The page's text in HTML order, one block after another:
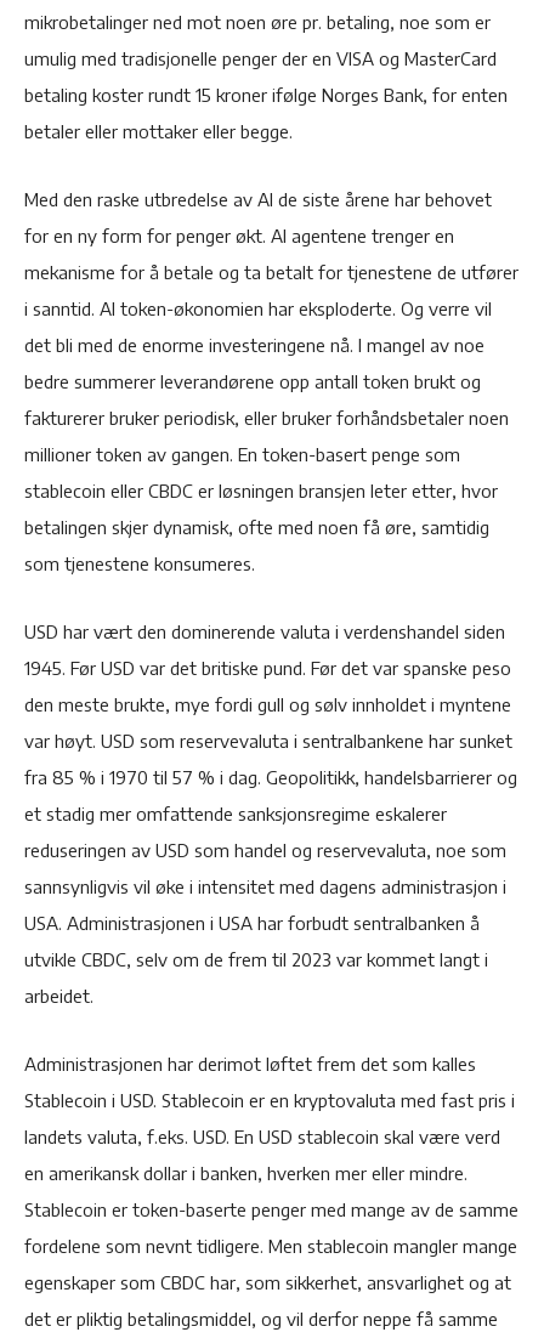
mikrobetalinger ned mot noen øre pr. betaling, noe som er
umulig med tradisjonelle penger der en VISA og MasterCard
betaling koster rundt 15 kroner ifølge Norges Bank, for enten
betaler eller mottaker eller begge.
Med den raske utbredelse av AI de siste årene har behovet
for en ny form for penger økt. AI agentene trenger en
mekanisme for å betale og ta betalt for tjenestene de utfører
i sanntid. AI token-økonomien har eksploderte. Og verre vil
det bli med de enorme investeringene nå. I mangel av noe
bedre summerer leverandørene opp antall token brukt og
fakturerer bruker periodisk, eller bruker forhåndsbetaler noen
millioner token av gangen. En token-basert penge som
stablecoin eller CBDC er løsningen bransjen leter etter, hvor
betalingen skjer dynamisk, ofte med noen få øre, samtidig
som tjenestene konsumeres.
USD har vært den dominerende valuta i verdenshandel siden
1945. Før USD var det britiske pund. Før det var spanske peso
den meste brukte, mye fordi gull og sølv innholdet i myntene
var høyt. USD som reservevaluta i sentralbankene har sunket
fra 85 % i 1970 til 57 % i dag. Geopolitikk, handelsbarrierer og
et stadig mer omfattende sanksjonsregime eskalerer
reduseringen av USD som handel og reservevaluta, noe som
sannsynligvis vil øke i intensitet med dagens administrasjon i
USA. Administrasjonen i USA har forbudt sentralbanken å
utvikle CBDC, selv om de frem til 2023 var kommet langt i
arbeidet.
Administrasjonen har derimot løftet frem det som kalles
Stablecoin i USD. Stablecoin er en kryptovaluta med fast pris i
landets valuta, f.eks. USD. En USD stablecoin skal være verd
en amerikansk dollar i banken, hverken mer eller mindre.
Stablecoin er token-baserte penger med mange av de samme
fordelene som nevnt tidligere. Men stablecoin mangler mange
egenskaper som CBDC har, som sikkerhet, ansvarlighet og at
det er pliktig betalingsmiddel, og vil derfor neppe få samme